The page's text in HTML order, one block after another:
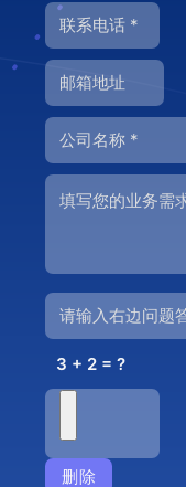
3 + 2 = ?
删除